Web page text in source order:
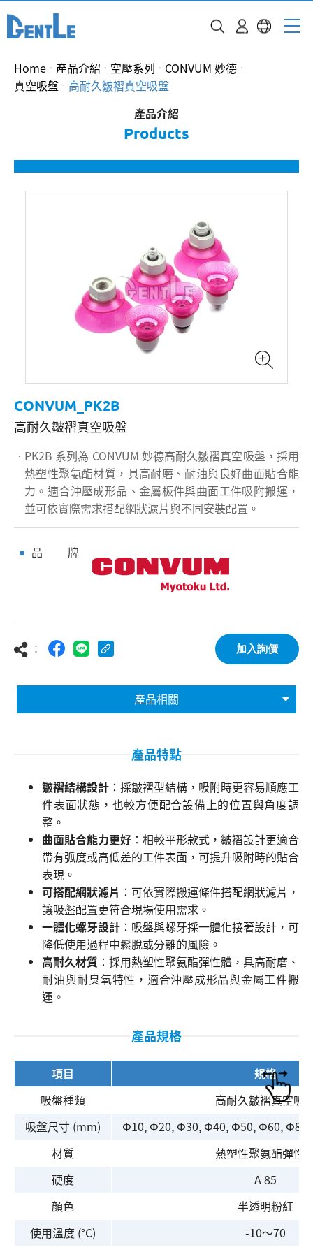
Home 產品介紹 空壓系列
CONVUM 妙德
真空吸盤
高耐久皺褶真空吸盤
產品介紹
Products
CONVUM_PK2B
高耐久皺褶真空吸盤
PK2B 系列為 CONVUM 妙德高耐久皺褶真空吸盤，採用
熱塑性聚氨酯材質，具高耐磨、耐油與良好曲面貼合能
力。適合沖壓成形品、金屬板件與曲面工件吸附搬運，
並可依實際需求搭配網狀濾片與不同安裝配置。
品 牌
： 加入詢價
產品相關
產品特點
皺褶結構設計 ：採皺褶型結構，吸附時更容易順應工
件表面狀態，也較方便配合設備上的位置與角度調
整。
曲面貼合能力更好 ：相較平形款式，皺褶設計更適合
帶有弧度或高低差的工件表面，可提升吸附時的貼合
表現。
可搭配網狀濾片 ：可依實際搬運條件搭配網狀濾片，
讓吸盤配置更符合現場使用需求。
一體化螺牙設計 ：吸盤與螺牙採一體化接著設計，可
降低使用過程中鬆脫或分離的風險。
高耐久材質 ：採用熱塑性聚氨酯彈性體，具高耐磨、
耐油與耐臭氧特性，適合沖壓成形品與金屬工件搬
運。
產品規格
項目
規格
吸盤種類
高耐久皺褶真空吸
吸盤尺寸 (mm)
Φ10, Φ20, Φ30, Φ40, Φ50, Φ60,
材質
熱塑性聚氨酯彈性
硬度
A 85
顏色
半透明粉紅
使用溫度 (°C)
-10～70